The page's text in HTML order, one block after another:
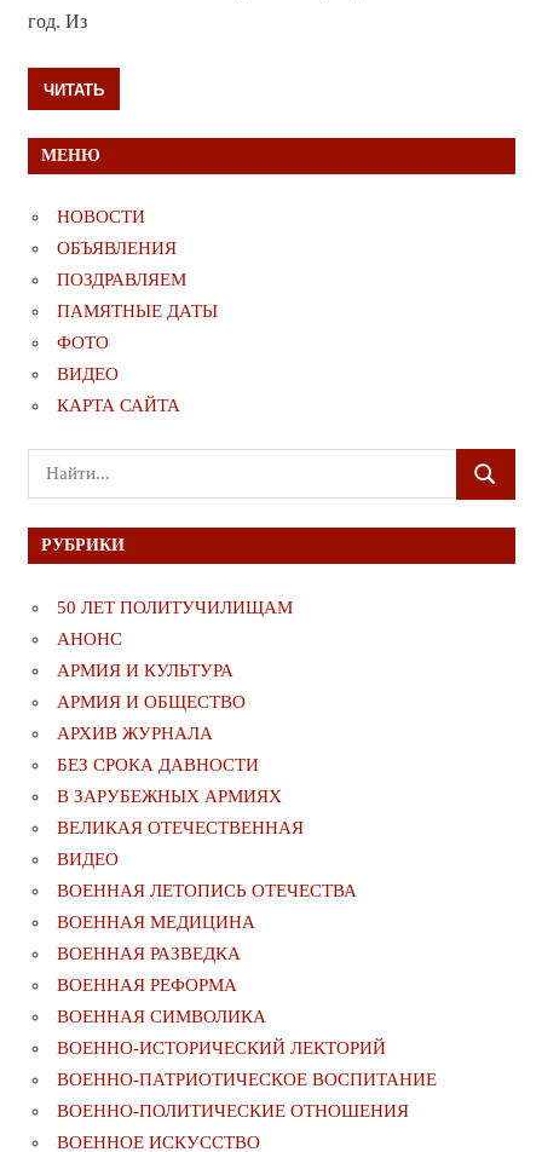
год. Из
ЧИТАТЬ
МЕНЮ
НОВОСТИ
ОБЪЯВЛЕНИЯ
ПОЗДРАВЛЯЕМ
ПАМЯТНЫЕ ДАТЫ
ФОТО
ВИДЕО
КАРТА САЙТА
Поиск
для:
ПОИСК
РУБРИКИ
50 ЛЕТ ПОЛИТУЧИЛИЩАМ
АНОНС
АРМИЯ И КУЛЬТУРА
АРМИЯ И ОБЩЕСТВО
АРХИВ ЖУРНАЛА
БЕЗ СРОКА ДАВНОСТИ
В ЗАРУБЕЖНЫХ АРМИЯХ
ВЕЛИКАЯ ОТЕЧЕСТВЕННАЯ
ВИДЕО
ВОЕННАЯ ЛЕТОПИСЬ ОТЕЧЕСТВА
ВОЕННАЯ МЕДИЦИНА
ВОЕННАЯ РАЗВЕДКА
ВОЕННАЯ РЕФОРМА
ВОЕННАЯ СИМВОЛИКА
ВОЕННО-ИСТОРИЧЕСКИЙ ЛЕКТОРИЙ
ВОЕННО-ПАТРИОТИЧЕСКОЕ ВОСПИТАНИЕ
ВОЕННО-ПОЛИТИЧЕСКИE ОТНОШЕНИЯ
ВОЕННОЕ ИСКУССТВО